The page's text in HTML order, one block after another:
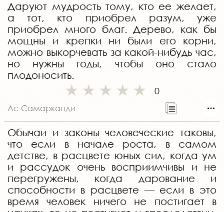
Даруют мудрость тому, кто ее желает,
а тот, кто приобрел разум, уже
приобрел много благ. Дерево, как бы
мощны и крепки ни были его корни,
можно выкорчевать за какой-нибудь час,
но нужны годы, чтобы оно стало
плодоносить.
0
Ас-Самарканди
Обычаи и законы человеческие таковы,
что если в начале роста, в самом
детстве, в расцвете юных сил, когда ум
и рассудок очень восприимчивы и не
перегружены, когда дарование и
способности в расцвете — если в это
время человек ничего не постигает в